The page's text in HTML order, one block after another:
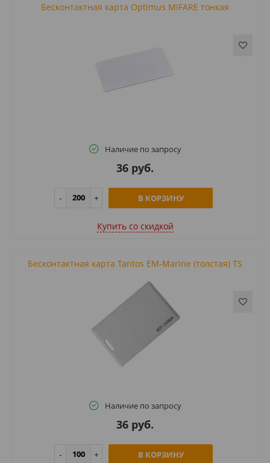
Бесконтактная карта Optimus MIFARE тонкая
Наличие по запросу
36 руб.
В КОРЗИНУ
Купить cо скидкой
Бесконтактная карта Tantos EM-Marine (толстая) TS
Наличие по запросу
36 руб.
В КОРЗИНУ